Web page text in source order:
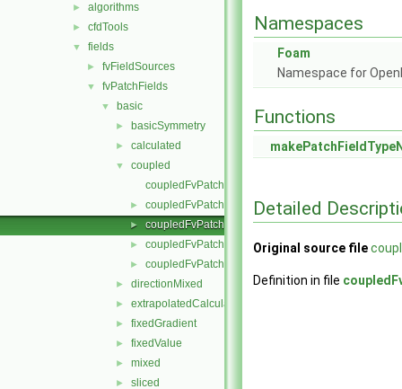
► algorithms
► cfdTools
▼ fields
► fvFieldSources
▼ fvPatchFields
▼ basic
► basicSymmetry
► calculated
▼
coupled
coupledFvPatchField.C
► coupledFvPatchField.H
► coupledFvPatchFields.C
► coupledFvPatchFields.H
► coupledFvPatchFieldsFwd.H
► directionMixed
► extrapolatedCalculated
► fixedGradient
► fixedValue
► mixed
► sliced
Namespaces
Foam
Namespace for
Functions
Detailed
Original source file
Definition in file